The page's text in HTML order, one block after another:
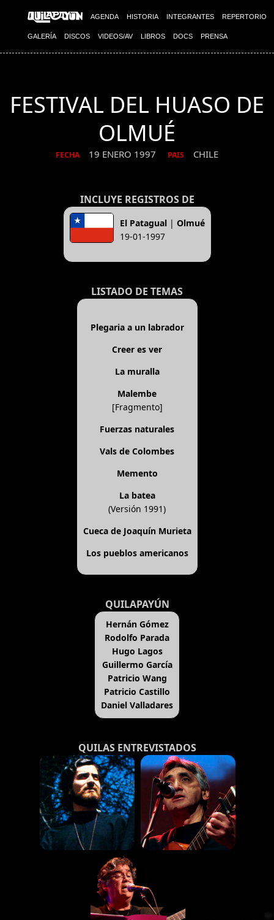
AGENDA HISTORIA INTEGRANTES REPERTORIO
GALERÍA DISCOS VIDEOS/AV LIBROS DOCS PRENSA
FESTIVAL DEL HUASO DE
OLMUÉ
FECHA 19 ENERO 1997 PAIS CHILE
INCLUYE REGISTROS DE
El Patagual| Olmué
19-01-1997
LISTADO DE TEMAS
Plegaria a un labrador
Creer es ver
La muralla
Malembe
[Fragmento]
Fuerzas naturales
Vals de Colombes
Memento
La batea
(Versión 1991)
Cueca de Joaquín Murieta
Los pueblos americanos
QUILAPAYÚN
Hernán Gómez
Rodolfo Parada
Hugo Lagos
Guillermo García
Patricio Wang
Patricio Castillo
Daniel Valladares
QUILAS ENTREVISTADOS